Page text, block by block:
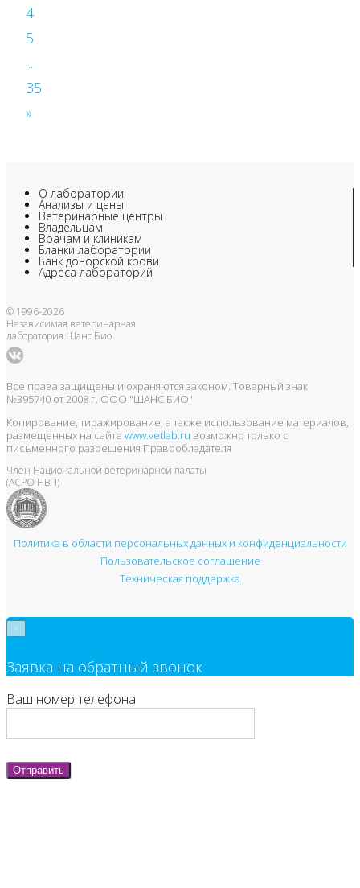
4
5
...
35
»
О лаборатории
Анализы и цены
Ветеринарные центры
Владельцам
Врачам и клиникам
Бланки лаборатории
Банк донорской крови
Адреса лабораторий
© 1996-2026
Независимая ветеринарная
лаборатория Шанс Био
Все права защищены и охраняются законом. Товарный знак
№395740 от 2008 г. ООО "ШАНС БИО"
Копирование, тиражирование, а также использование материалов,
размещенных на сайте www.vetlab.ru возможно только с
письменного разрешения Правообладателя
Член Национальной ветеринарной палаты
(АСРО НВП)
Политика в области персональных данных и конфиденциальности
Пользовательское соглашение
Техническая поддержка
Заявка на обратный звонок
Ваш номер телефона
Отправить